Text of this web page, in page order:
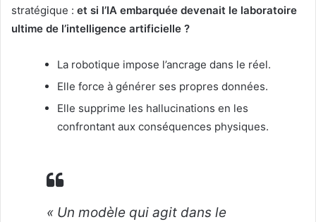
stratégique : et si l’IA embarquée devenait le laboratoire
ultime de l’intelligence artificielle ?
La robotique impose l’ancrage dans le réel.
Elle force à générer ses propres données.
Elle supprime les hallucinations en les
confrontant aux conséquences physiques.
« Un modèle qui agit dans le